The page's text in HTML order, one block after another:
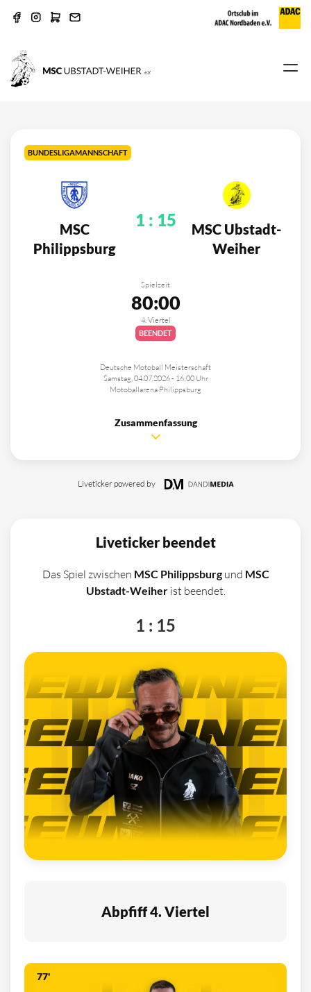
BUNDESLIGAMANNSCHAFT
MSC
Philippsburg
1 : 15
MSC Ubstadt-
Weiher
Spielzeit
80:00
4. Viertel
BEENDET
Deutsche Motoball Meisterschaft
Samstag, 04.07.2026 - 16:00 Uhr
Motoballarena Philippsburg
Zusammenfassung
Liveticker powered by
Liveticker beendet
Das Spiel zwischen MSC Philippsburgund MSC
Ubstadt-Weiherist beendet.
1 : 15
Abpfiff 4. Viertel
77'